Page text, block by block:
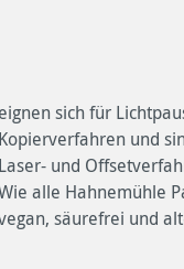
säurefrei und